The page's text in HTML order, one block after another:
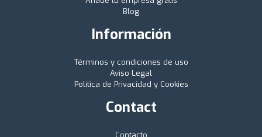
Blog
Información
Términos y condiciones de uso
Aviso Legal
Política de Privacidad y Cookies
Contact
Contacto